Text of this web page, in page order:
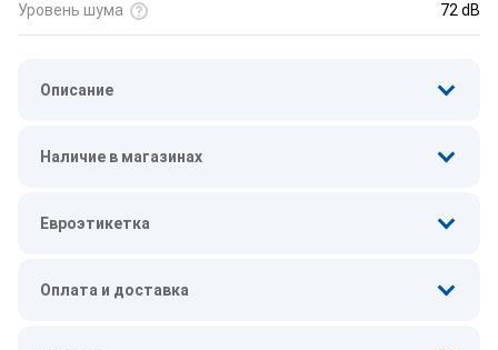
Уровень шума 72 dB
Описание
Наличие в магазинах
Евроэтикетка
Оплата и доставка